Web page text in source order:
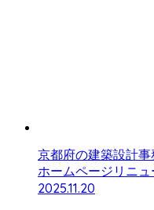
京都府の建築設計
ホームページリニ
2025.11.20